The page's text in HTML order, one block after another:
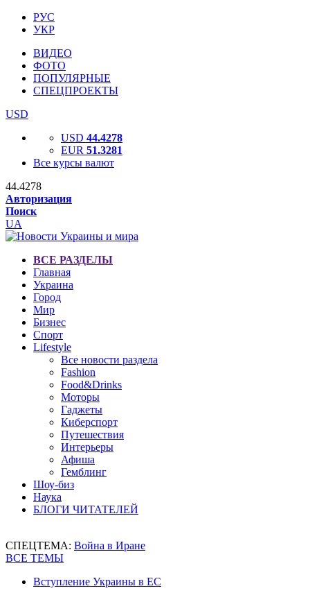
РУС
УКР
ВИДЕО
ФОТО
ПОПУЛЯРНЫЕ
СПЕЦПРОЕКТЫ
USD
USD 44.4278
EUR 51.3281
Все курсы валют
44.4278
Авторизация
Поиск
UA
ВСЕ РАЗДЕЛЫ
Главная
Украина
Город
Мир
Бизнес
Спорт
Lifestyle
Все новости раздела
Fashion
Food&Drinks
Моторы
Гаджеты
Киберспорт
Путешествия
Интерьеры
Афиша
Гемблинг
Шоу-биз
Наука
БЛОГИ ЧИТАТЕЛЕЙ
СПЕЦТЕМА: Война в Иране
ВСЕ ТЕМЫ
Вступление Украины в ЕС